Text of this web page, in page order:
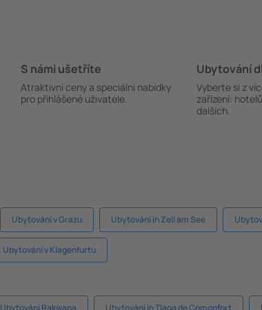
S námi ušetříte
Atraktivní ceny a speciální nabídky
pro přihlášené uživatele.
Ubytování
Vyberte si z
zařízení:
dalších.
Ubytování v Grazu Ubytování in Zell am See
Ubytování v Klagenfurtu
Ubytování Rakwana Ubytování in Tlapa de Comonfort